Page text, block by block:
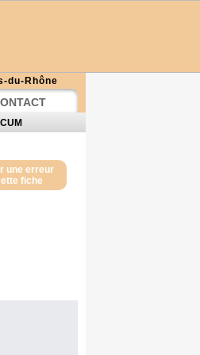
du-Rhône
une erreur
fiche